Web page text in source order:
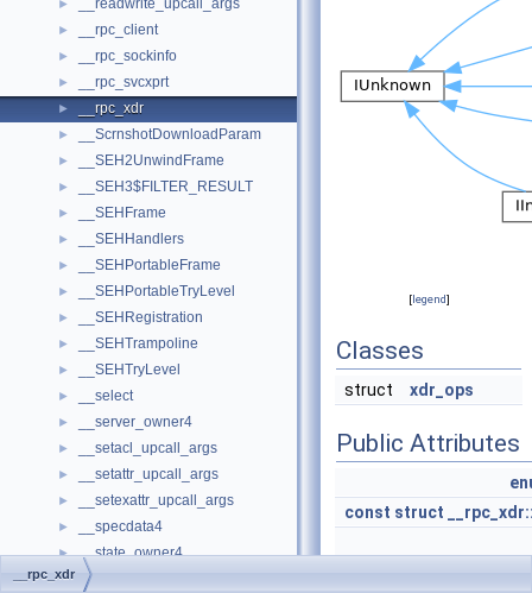
► __readwrite_upcall_args
► __rpc_client
► __rpc_sockinfo
► __rpc_svcxprt
► __rpc_xdr
► __ScrnshotDownloadParam
► __SEH2UnwindFrame
► __SEH3$FILTER_RESULT
► __SEHFrame
► __SEHHandlers
► __SEHPortableFrame
► __SEHPortableTryLevel
► __SEHRegistration
► __SEHTrampoline
► __SEHTryLevel
► __select
► __server_owner4
► __setacl_upcall_args
► __setattr_upcall_args
► __setexattr_upcall_args
► __specdata4
► __state_owner4
► __state_protect4_a
[legend]
Classes
struct xdr_ops
Public Attributes
const struct
__rpc_xdr